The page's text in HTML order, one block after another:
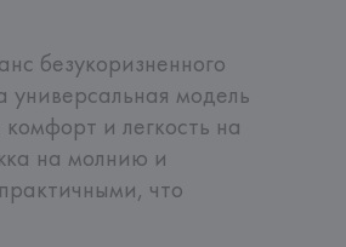
безукоризненного
универсальная модель
и легкость на
на молнию и
что